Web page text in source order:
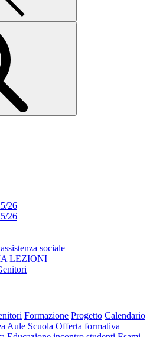
26
26
sociale
LEZIONI
Formazione Progetto Calendario
Aule Scuola Offerta formativa